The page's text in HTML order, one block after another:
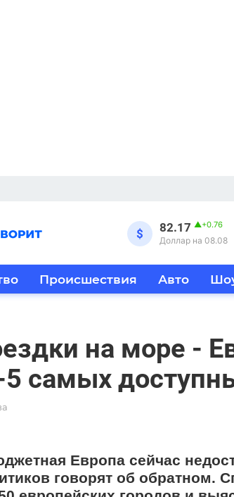
$ 82.17 ▲+0.76
Доллар на 08.08
Происшествия Авто
на море -
5 самых
Европа сейчас
говорят об обратном.